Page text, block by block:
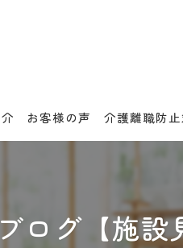
お客様の声 介護離職防
ログ【施設